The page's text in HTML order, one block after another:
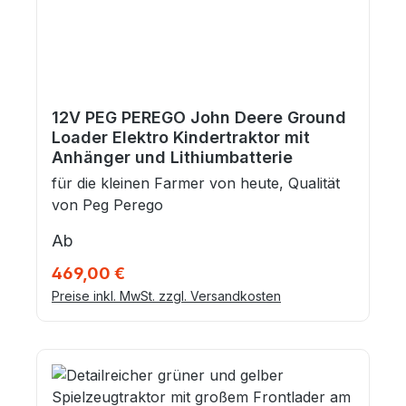
12V PEG PEREGO John Deere Ground
Loader Elektro Kindertraktor mit
Anhänger und Lithiumbatterie
für die kleinen Farmer von heute, Qualität
von Peg Perego
Regulärer Preis:
Ab
469,00 €
Preise inkl. MwSt. zzgl. Versandkosten